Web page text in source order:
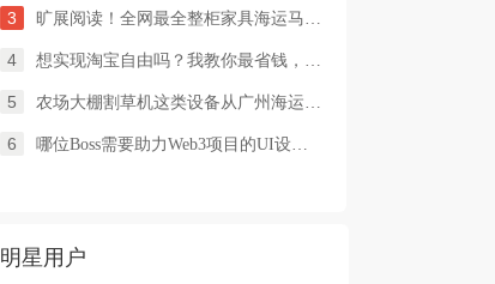
3 旷展阅读！全网最全整柜家具海运马来西亚怡保的保姆式海运攻略！
4 想实现淘宝自由吗？我教你最省钱，最方便的方法
5 农场大棚割草机这类设备从广州海运到澳洲堪培拉过海关需要提供什
6 哪位Boss需要助力Web3项目的UI设计，或qian
明星用户